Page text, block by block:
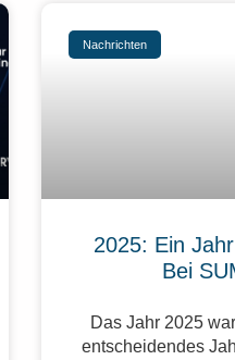
Nachrichten
2025: Ein
Bei
Das Jahr 2025
entscheidendes